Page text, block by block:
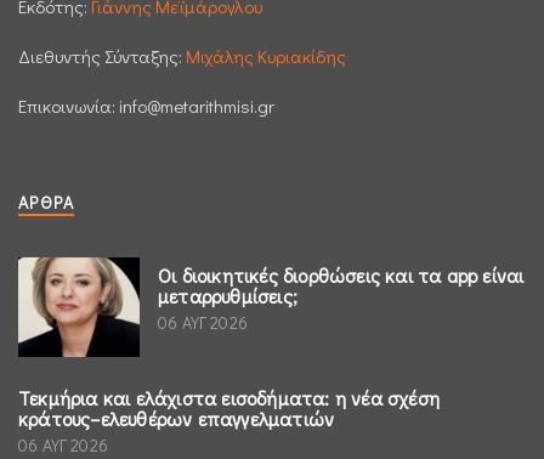
Εκδότης: Γιάννης Μεϊμάρογλου
Διεθυντής Σύνταξης: Μιχάλης Κυριακίδης
Επικοινωνία: info@metarithmisi.gr
ΆΡΘΡΑ
Οι διοικητικές διορθώσεις και τα app είναι
μεταρρυθμίσεις;
06 ΑΥΓ 2026
Τεκμήρια και ελάχιστα εισοδήματα: η νέα σχέση
κράτους–ελευθέρων επαγγελματιών
06 ΑΥΓ 2026